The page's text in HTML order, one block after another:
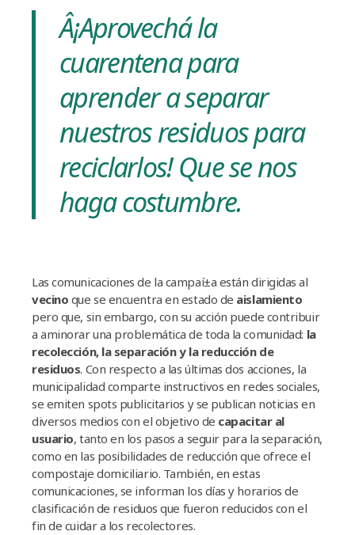
Â¡Aprovechá la
cuarentena para
aprender a separar
nuestros residuos para
reciclarlos! Que se nos
haga costumbre.
Las comunicaciones de la campaí±a están dirigidas al
vecino que se encuentra en estado de aislamiento
pero que, sin embargo, con su acción puede contribuir
a aminorar una problemática de toda la comunidad: la
recolección, la separación y la reducción de
residuos. Con respecto a las últimas dos acciones, la
municipalidad comparte instructivos en redes sociales,
se emiten spots publicitarios y se publican noticias en
diversos medios con el objetivo de capacitar al
usuario, tanto en los pasos a seguir para la separación,
como en las posibilidades de reducción que ofrece el
compostaje domiciliario. También, en estas
comunicaciones, se informan los dí­as y horarios de
clasificación de residuos que fueron reducidos con el
fin de cuidar a los recolectores.